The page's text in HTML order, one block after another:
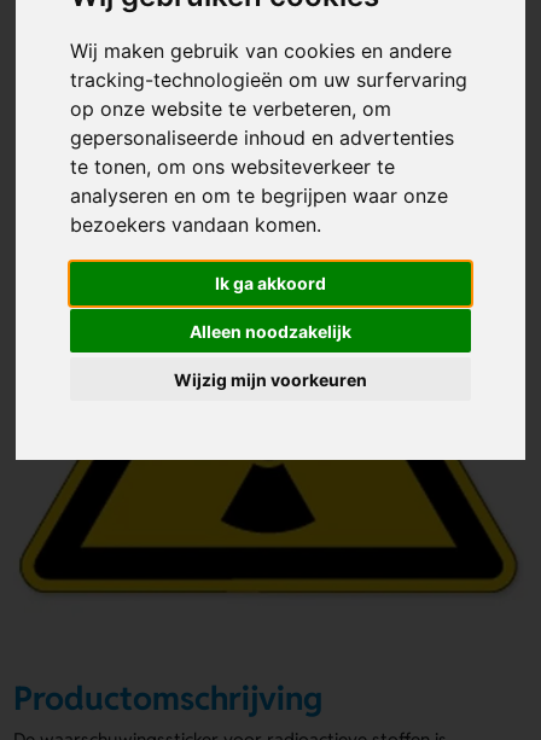
Wij maken gebruik van cookies en andere
tracking-technologieën om uw surfervaring
op onze website te verbeteren, om
gepersonaliseerde inhoud en advertenties
te tonen, om ons websiteverkeer te
analyseren en om te begrijpen waar onze
bezoekers vandaan komen.
Ik ga akkoord
Alleen noodzakelijk
Wijzig mijn voorkeuren
Waarschuwing; Radioactieve
Stoffen (Sticker)
Artikelnummer: 114237
Productomschrijving